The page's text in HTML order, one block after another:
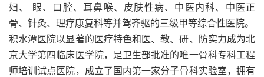
妇、 眼、口腔、耳鼻喉、皮肤性病、中医内科、中医正
骨、针灸、理疗康复科等并驾齐驱的三级甲等综合性医院。
积水潭医院以显著的医疗特色和医、教、研、防实力成为北
京大学第四临床医学院，是卫生部批准的唯一骨科专科工程
师培训试点医院，成立了国内第一家分子骨科实验室，拥有